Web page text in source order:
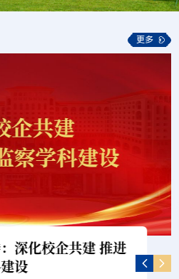
更多
深化校企共建 推进
设